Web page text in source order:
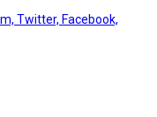
Twitter, Facebook,